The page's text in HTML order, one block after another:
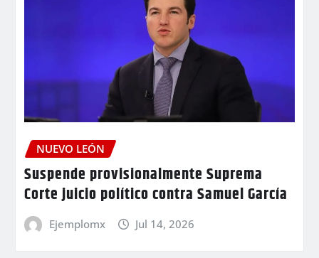
NUEVO LEÓN
Suspende provisionalmente Suprema
Corte juicio político contra Samuel García
Ejemplomx Jul 14, 2026